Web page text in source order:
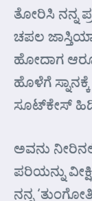
ತೋರಿಸಿ ನನ್ನ
ಚಪಲ
ಹೋದಾಗ
ಹೊಳೆಗೆ
ಸೂಟ್‌ಕೇಸ್
ಅವನು
ಪರಿಯನ್ನು
ನನ್ನ